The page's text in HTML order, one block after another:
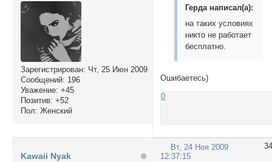
Зарегистрирован: Чт, 25 Июн 2009
Сообщений: 196
Уважение: +45
Позитив: +52
Пол: Женский
Герда написал(а):
на таких условиях
никто не работает
бесплатно.
Ошибаетесь)
0
34
Вт, 24 Ноя 2009
12:37:15
Kawaii Nyak